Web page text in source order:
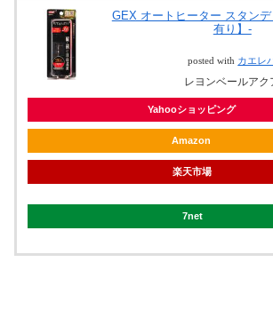
GEX オートヒーター スタン
有り】-
posted with カエレ
レヨンベールアク
Yahooショッピング
Amazon
楽天市場
7net